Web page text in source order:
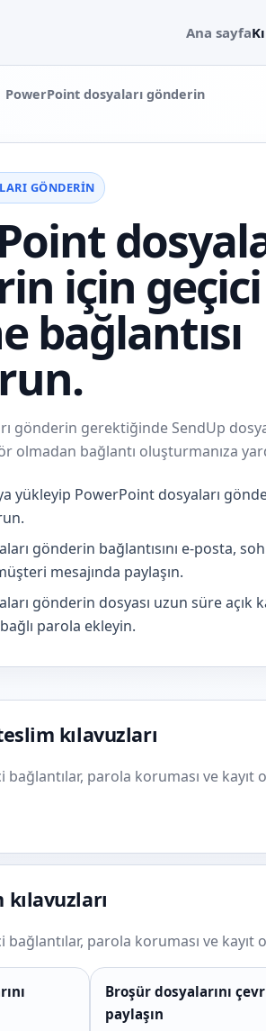
Ana sayfa
PowerPoint dosyaları gönderin
GÖNDERIN
için geçici
bağlantısı
gönderin gerektiğinde SendUp
olmadan bağlantı oluşturmanıza
yükleyip PowerPoint dosyaları
gönderin bağlantısını e-posta,
mesajında paylaşın.
gönderin dosyası uzun süre açık
parola ekleyin.
kılavuzları
bağlantılar, parola koruması ve kayıt
kılavuzları
bağlantılar, parola koruması ve kayıt
Broşür dosyalarını
paylaşın